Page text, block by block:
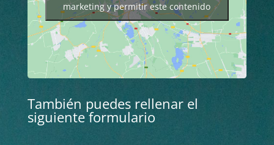
marketing y permitir este contenido
También puedes rellenar el
siguiente formulario